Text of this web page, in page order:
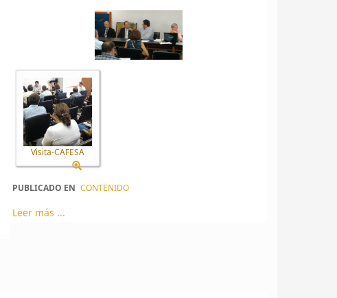
Visita-CAFESA
PUBLICADO EN CONTENIDO
Leer más ...